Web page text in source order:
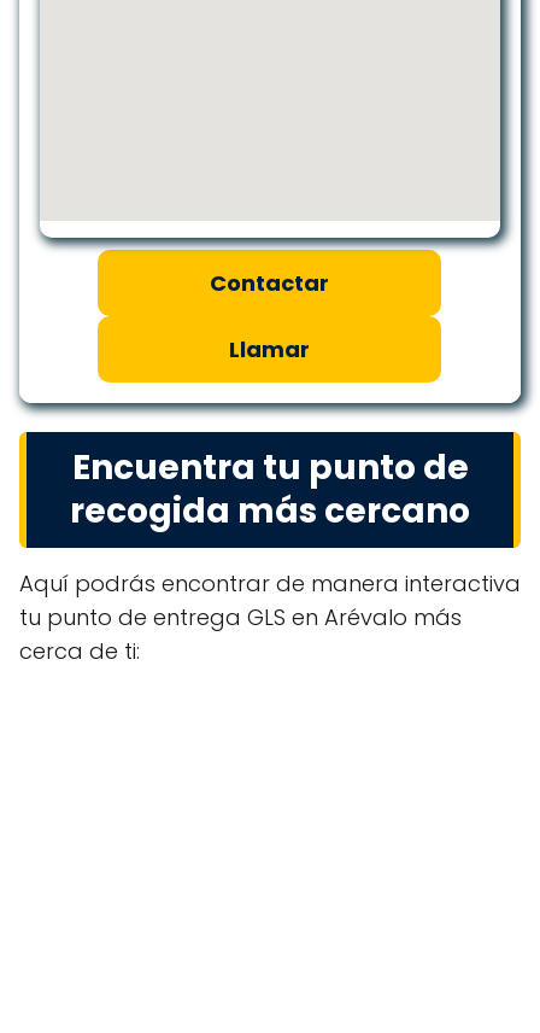
Contactar
Llamar
Encuentra tu punto de
recogida más cercano
Aquí podrás encontrar de manera interactiva
tu punto de entrega GLS en Arévalo más
cerca de ti: